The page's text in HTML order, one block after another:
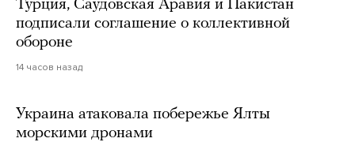
Турция, Саудовская Аравия и Пакистан
подписали соглашение о коллективной
обороне
14 часов назад
Украина атаковала побережье Ялты
морскими дронами